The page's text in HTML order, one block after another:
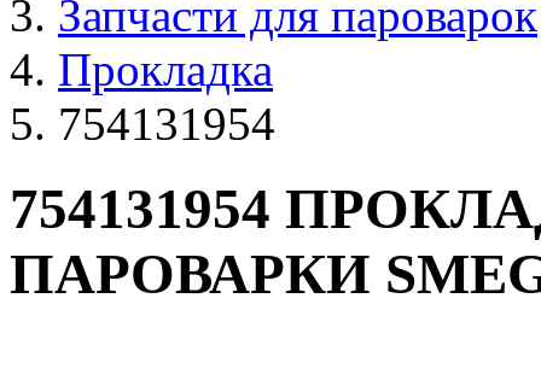
Запчасти для пароварок
Прокладка
754131954
754131954
ПАРОВАРКИ